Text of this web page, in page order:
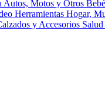
Autos, Motos y Otros
Herramientas Hogar,
y Accesorios